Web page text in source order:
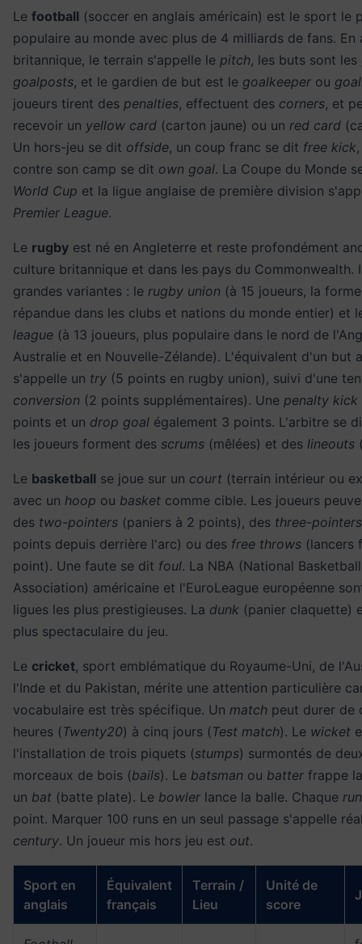
Le football (soccer en anglais américain) est le sport le
populaire au monde avec plus de 4 milliards de fans. En
britannique, le terrain s'appelle le pitch, les buts sont les
goalposts, et le gardien de but est le goalkeeper ou
joueurs tirent des penalties, effectuent des corners, et
recevoir un yellow card (carton jaune) ou un red card
Un hors-jeu se dit offside, un coup franc se dit free kick
contre son camp se dit own goal. La Coupe du Monde
World Cup et la ligue anglaise de première division
Premier League.
Le rugby est né en Angleterre et reste profondément
culture britannique et dans les pays du Commonwealth.
grandes variantes : le rugby union (à 15 joueurs, la
répandue dans les clubs et nations du monde entier) et
league (à 13 joueurs, plus populaire dans le nord de
Australie et en Nouvelle-Zélande). L'équivalent d'un but
s'appelle un try (5 points en rugby union), suivi d'une
conversion (2 points supplémentaires). Une penalty kick
points et un drop goal également 3 points. L'arbitre se
les joueurs forment des scrums (mêlées) et des lineouts
Le basketball se joue sur un court (terrain intérieur ou
avec un hoop ou basket comme cible. Les joueurs
des two-pointers (paniers à 2 points), des three-pointers
points depuis derrière l'arc) ou des free throws (lancers
point). Une faute se dit foul. La NBA (National Basketball
Association) américaine et l'EuroLeague européenne
ligues les plus prestigieuses. La dunk (panier claquette)
plus spectaculaire du jeu.
Le cricket, sport emblématique du Royaume-Uni, de
l'Inde et du Pakistan, mérite une attention particulière
vocabulaire est très spécifique. Un match peut durer de
heures (Twenty20) à cinq jours (Test match). Le wicket
l'installation de trois piquets (stumps) surmontés de
morceaux de bois (bails). Le batsman ou batter frappe
un bat (batte plate). Le bowler lance la balle. Chaque run
point. Marquer 100 runs en un seul passage s'appelle
century. Un joueur mis hors jeu est out.
Sport en
anglais
Équivalent
français
Terrain /
Lieu
Unité de
score